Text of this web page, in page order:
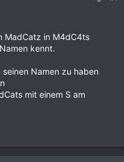
MadCatz in M4dC4ts
kennt.
Namen zu haben
mit einem S am